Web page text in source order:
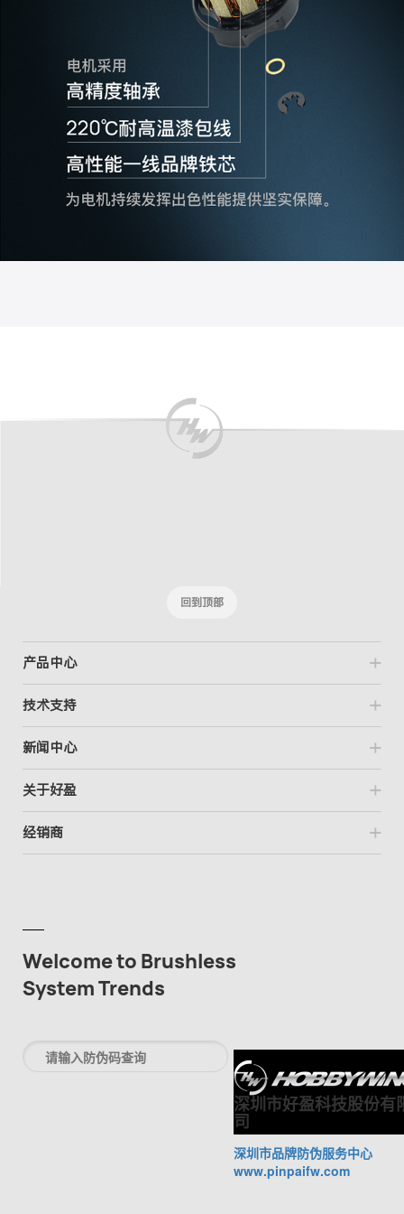
回到顶部
产品中心
技术支持
新闻中心
关于好盈
经销商
Welcome to Brushless
System Trends
深圳市好盈科技股份有
司
深圳市品牌防伪服务中心
www.pinpaifw.com